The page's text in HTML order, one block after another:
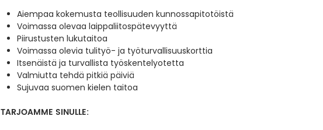
Aiempaa kokemusta teollisuuden kunnossapitotöistä
Voimassa olevaa laippaliitospätevyyttä
Piirustusten lukutaitoa
Voimassa olevia tulityö- ja työturvallisuuskorttia
Itsenäistä ja turvallista työskentelyotetta
Valmiutta tehdä pitkiä päiviä
Sujuvaa suomen kielen taitoa
TARJOAMME SINULLE: